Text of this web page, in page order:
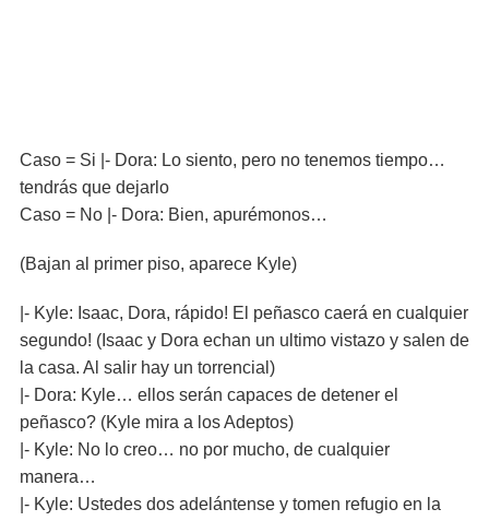
Caso = Si |- Dora: Lo siento, pero no tenemos tiempo…
tendrás que dejarlo
Caso = No |- Dora: Bien, apurémonos…
(Bajan al primer piso, aparece Kyle)
|- Kyle: Isaac, Dora, rápido! El peñasco caerá en cualquier
segundo! (Isaac y Dora echan un ultimo vistazo y salen de
la casa. Al salir hay un torrencial)
|- Dora: Kyle… ellos serán capaces de detener el
peñasco? (Kyle mira a los Adeptos)
|- Kyle: No lo creo… no por mucho, de cualquier
manera…
|- Kyle: Ustedes dos adelántense y tomen refugio en la